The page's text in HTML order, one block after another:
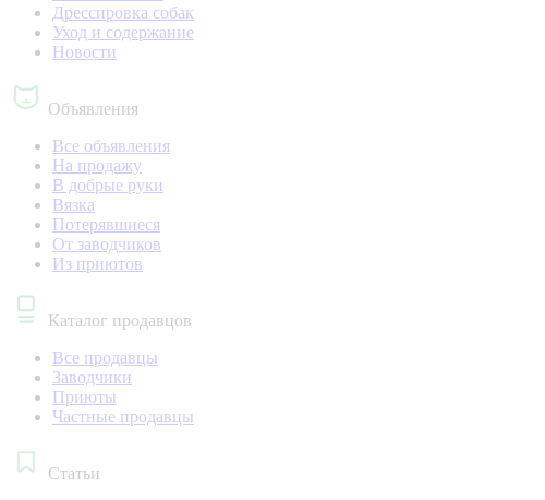
Дрессировка собак
Уход и содержание
Новости
Объявления
Все объявления
На продажу
В добрые руки
Вязка
Потерявшиеся
От заводчиков
Из приютов
Каталог продавцов
Все продавцы
Заводчики
Приюты
Частные продавцы
Статьи